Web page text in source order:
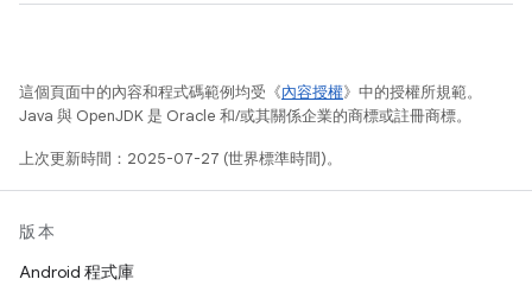
這個頁面中的內容和程式碼範例均受《內容授權》中的授權所規範。
Java 與 OpenJDK 是 Oracle 和/或其關係企業的商標或註冊商標。
上次更新時間：2025-07-27 (世界標準時間)。
版本
Android 程式庫